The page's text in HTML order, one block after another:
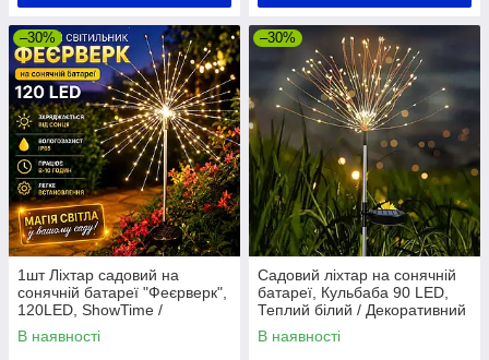
–30%
1шт Ліхтар садовий на
сонячній батареї "Феєрверк",
120LED, ShowTime /
Газонний ліхтар салют /
Вуличний ліхтар
В наявності
–30%
Садовий ліхтар на сонячній
батареї, Кульбаба 90 LED,
Теплий білий / Декоративний
вуличний світильник
В наявності